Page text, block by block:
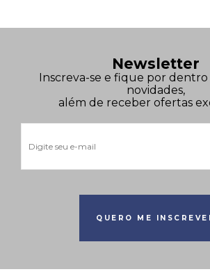
Newsletter
Inscreva-se e fique por dentro
novidades,
além de receber ofertas
QUERO ME